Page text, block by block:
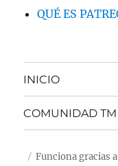
QUÉ ES
INICIO
COMUNIDAD TM
Funciona gracias